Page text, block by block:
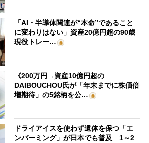
「AI・半導体関連が“本命”であること
に変わりはない」資産20億円超の90歳
現役トレー…
《200万円→資産10億円超の
DAIBOUCHOU氏が「年末までに株価倍
増期待」の5銘柄を公…
ドライアイスを使わず遺体を保つ「エ
ンバーミング」が日本でも普及 1～2